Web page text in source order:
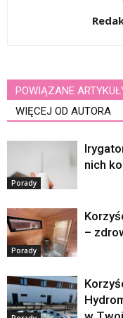
POWIĄZANE
WIĘCEJ OD AUTORA
Porady
nich
Porady
–